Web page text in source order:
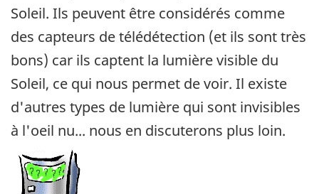
Soleil. Ils peuvent être considérés comme
des capteurs de télédétection (et ils sont très
bons) car ils captent la lumière visible du
Soleil, ce qui nous permet de voir. Il existe
d'autres types de lumière qui sont invisibles
à l'oeil nu... nous en discuterons plus loin.